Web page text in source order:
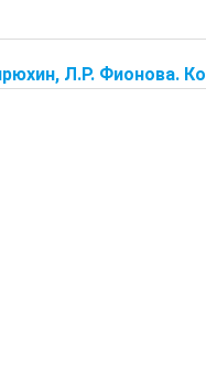
Л.Р. Фионова.